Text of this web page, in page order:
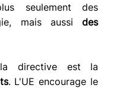
seulement des
mais aussi des
. L'UE encourage le